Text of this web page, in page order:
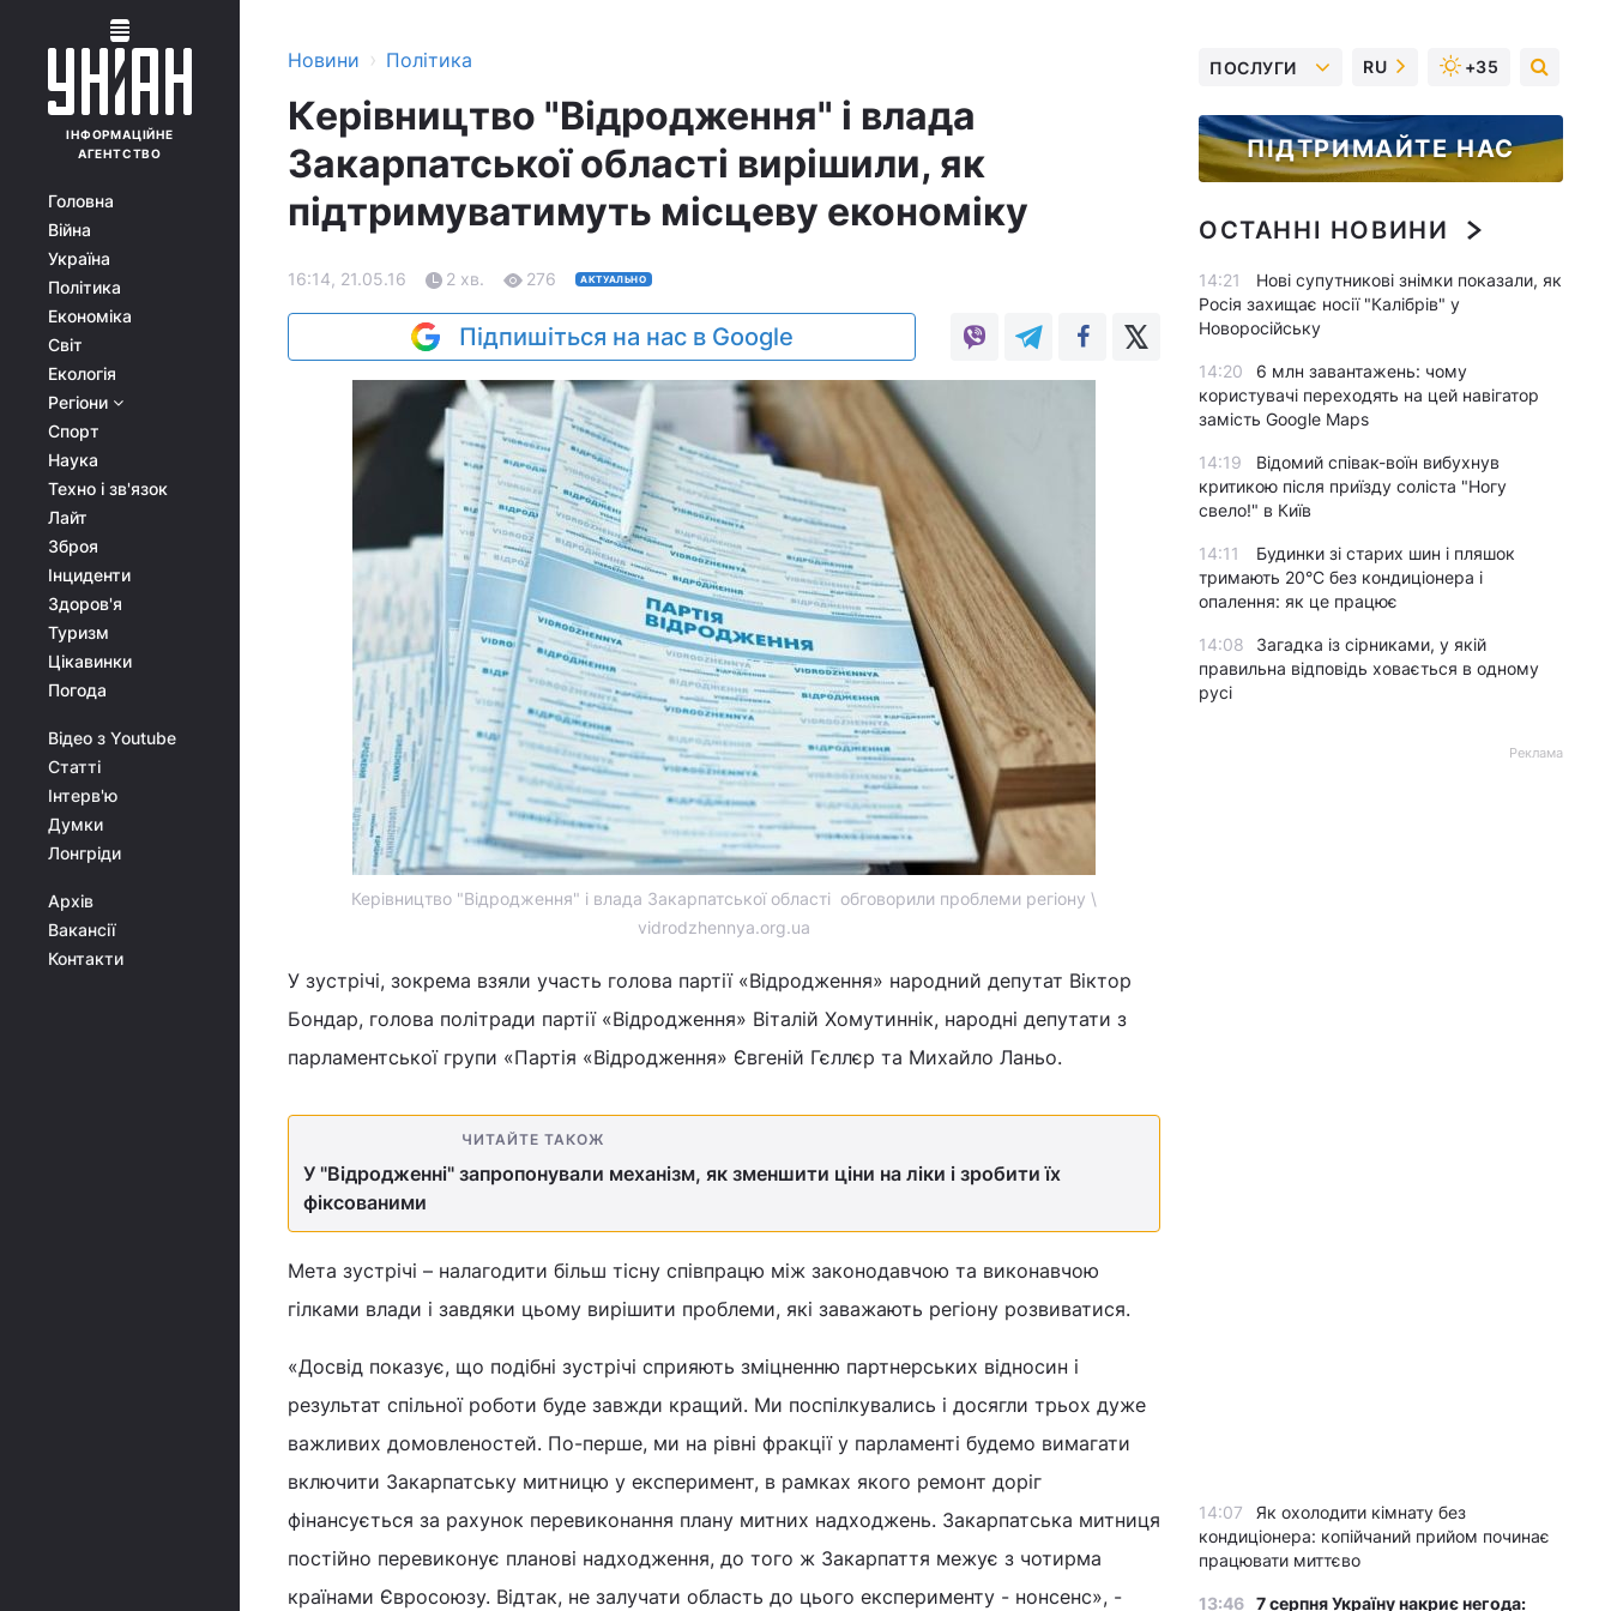
ІНФОРМАЦІЙНЕ
АГЕНТСТВО
Головна
Війна
Україна
Політика
Економіка
Світ
Екологія
Регіони
Спорт
Наука
Техно і зв'язок
Лайт
Зброя
Інциденти
Здоров'я
Туризм
Цікавинки
Погода
Відео з Youtube
Статті
Інтерв'ю
Думки
Лонгріди
Архів
Вакансії
Контакти
Новини › Політика
Керівництво "Відродження" і влада
Закарпатської області вирішили, як
підтримуватимуть місцеву економіку
16:14, 21.05.16 2 хв. 276 АКТУАЛЬНО
Підпишіться на нас в Google
Керівництво "Відродження" і влада Закарпатської області обговорили проблеми регіону \
vidrodzhennya.org.ua
У зустрічі, зокрема взяли участь голова партії «Відродження» народний депутат Віктор
Бондар, голова політради партії «Відродження» Віталій Хомутиннік, народні депутати з
парламентської групи «Партія «Відродження» Євгеній Гєллєр та Михайло Ланьо.
ЧИТАЙТЕ ТАКОЖ
У "Відродженні" запропонували механізм, як зменшити ціни на ліки і зробити їх
фіксованими
Мета зустрічі – налагодити більш тісну співпрацю між законодавчою та виконавчою
гілками влади і завдяки цьому вирішити проблеми, які заважають регіону розвиватися.
«Досвід показує, що подібні зустрічі сприяють зміцненню партнерських відносин і
результат спільної роботи буде завжди кращий. Ми поспілкувались і досягли трьох дуже
важливих домовленостей. По-перше, ми на рівні фракції у парламенті будемо вимагати
включити Закарпатську митницю у експеримент, в рамках якого ремонт доріг
фінансується за рахунок перевиконання плану митних надходжень. Закарпатська митниця
постійно перевиконує планові надходження, до того ж Закарпаття межує з чотирма
країнами Євросоюзу. Відтак, не залучати область до цього експерименту - нонсенс», -
ПОСЛУГИ RU +35
ПІДТРИМАЙТЕ НАС
ОСТАННІ НОВИНИ
14:21
Нові супутникові знімки показали, як
Росія захищає носії "Калібрів" у
Новоросійську
14:20
6 млн завантажень: чому
користувачі переходять на цей навігатор
замість Google Maps
14:19
Відомий співак-воїн вибухнув
критикою після приїзду соліста "Ногу
свело!" в Київ
14:11
Будинки зі старих шин і пляшок
тримають 20°C без кондиціонера і
опалення: як це працює
14:08
Загадка із сірниками, у якій
правильна відповідь ховається в одному
русі
Реклама
14:07
Як охолодити кімнату без
кондиціонера: копійчаний прийом починає
працювати миттєво
13:46 7 серпня Україну накриє негода: